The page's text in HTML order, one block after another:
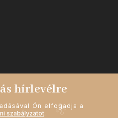
hírlevélre
Ön elfogadja a
szabályzatot.